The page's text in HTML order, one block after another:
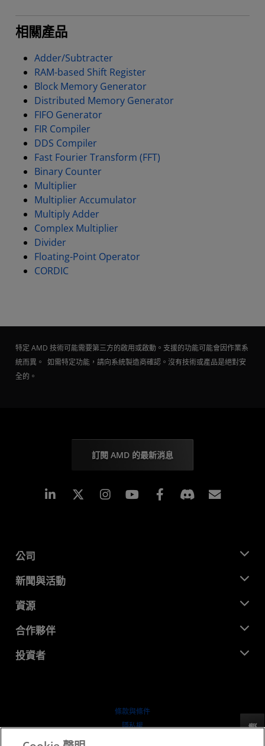
相關產品
Adder/Subtracter
RAM-based Shift Register
Block Memory Generator
Distributed Memory Generator
FIFO Generator
FIR Compiler
DDS Compiler
Fast Fourier Transform (FFT)
Binary Counter
Multiplier
Multiplier Accumulator
Multiply Adder
Complex Multiplier
Divider
Floating-Point Operator
CORDIC
特定 AMD 技術可能需要第三方的啟用或啟動。支援的功能可能會因作業系
統而異。 如需特定功能，請向系統製造商確認。沒有技術或產品是絕對安
全的。
訂閱 AMD 的最新消息
Linkedin Instagram Facebook
公司
關於 AMD
企業責任
招聘
聯絡我們
新聞與活動
新聞室
媒體庫
資源
開發者中心
案例研究
合作夥伴
AMD 合作夥伴中心
投資者
行情走勢
條款與條件
隱私權
反馈